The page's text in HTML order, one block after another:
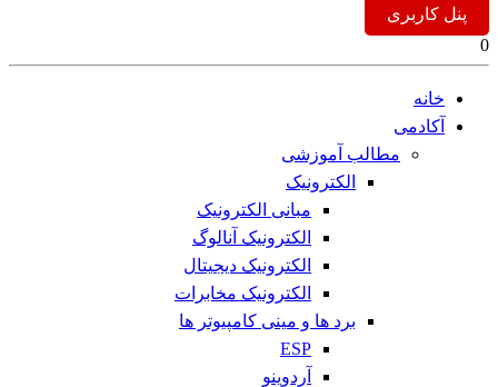
پنل کاربری
0
خانه
آکادمی
مطالب آموزشی
الکترونیک
مبانی الکترونیک
الکترونیک آنالوگ
الکترونیک دیجیتال
الکترونیک مخابرات
برد ها و مینی کامپیوتر ها
ESP
آردوینو